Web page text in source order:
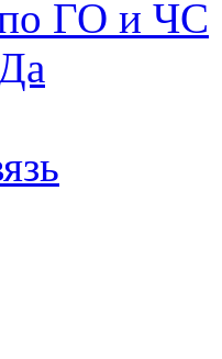
ГО и ЧС